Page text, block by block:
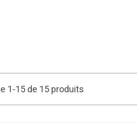
1-15 de 15 produits